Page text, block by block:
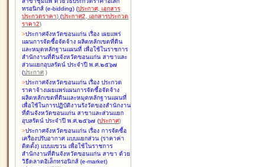
ทรอนิกส์ (e-bidding) (ประกาศ, เอกสาร
ประกวดราคา) (ประกาศ2, เอกสารประกวด
ราคา2)
>ประกาศจังหวัดขอนแก่น เรื่อง เผยแพร่
แผนการจัดซื้อจัดจ้าง ผลิตหลักเขตที่ดิน
และหมุดหลักฐานแผนที่ เพื่อใช้ในราชการ
สำนักงานที่ดินจังหวัดขอนแก่น สาขาและ
ส่วนแยกอุบลรัตน์ ประจำปี พ.ศ.๒๕๖๗
(ประกาศ )
>ประกาศจังหวัดขอนแก่น เรื่อง ประกวด
ราคาจ้างเผยแพร่แผนการจัดซื้อจัดจ้าง
ผลิตหลักเขตที่ดินและหมุดหลักฐานแผนที่
เพื่อใช้ในการปฏิบัติงานรังวัดของสำนักงาน
ที่ดินจังหวัดขอนแก่น สาขาและส่วนแยก
อุบลรัตน์ ประจำปี พ.ศ.๒๕๖๗ (ประกาศ)
>ประกาศจังหวัดขอนแก่น เรื่อง การจัดซื้อ
เครื่องปรับอากาศ แบบแยกส่วน (ราคาค่า
ติดตั้ง) แบบแขวน เพื่อใช้ในราชการ
สำนักงานที่ดินจังหวัดขอนแก่น สาขา ด้วย
วิธีตลาดอิเล็กทรอนิกส์ (e-market)